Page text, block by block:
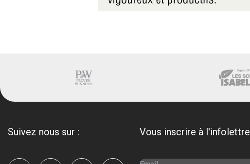
Suivez nous sur : Vous inscrire à l'infolettre